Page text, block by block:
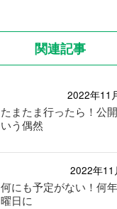
関連記事
2022年11
たまたま行ったら！公
いう偶然
2022年11
何にも予定がない！何
曜日に